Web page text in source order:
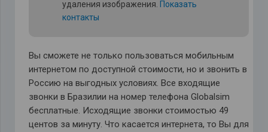
удаления изображения. Показать
контакты
Вы сможете не только пользоваться мобильным
интернетом по доступной стоимости, но и звонить в
Россию на выгодных условиях. Все входящие
звонки в Бразилии на номер телефона Globalsim
бесплатные. Исходящие звонки стоимостью 49
центов за минуту. Что касается интернета, то Вы для